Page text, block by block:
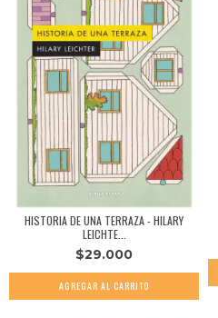
HISTORIA DE UNA TERRAZA - HILARY
LEICHTE...
$29.000